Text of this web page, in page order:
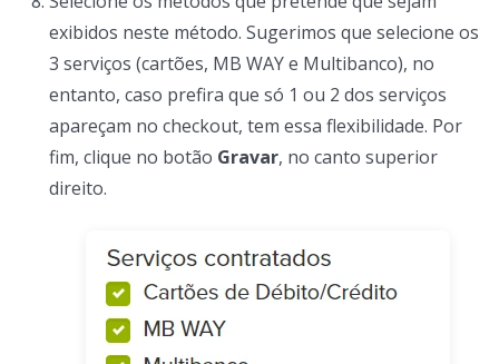
exibidos neste método. Sugerimos que selecione os
3 serviços (cartões, MB WAY e Multibanco), no
entanto, caso prefira que só 1 ou 2 dos serviços
apareçam no checkout, tem essa flexibilidade. Por
fim, clique no botão Gravar, no canto superior
direito.